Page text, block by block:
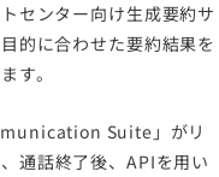
センター向け生成要約サ
的に合わせた要約結果を
す。
Suite」がリ
通話終了後、APIを用い